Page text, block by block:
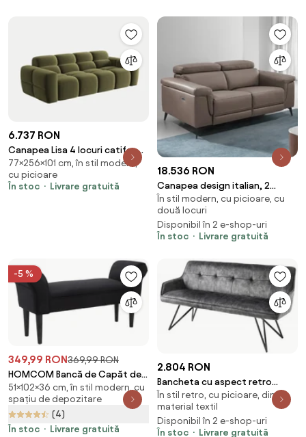
6.737 RON
Canapea Lisa 4 locuri catifea
L256 cm
77×256×101 cm, în stil modern,
cu picioare
În stoc
Livrare gratuită
18.536 RON
Canapea design italian, 2
locuri, functia relaz, Alfredo
În stil modern, cu picioare, cu
două locuri
Disponibil în 2 e-shop-uri
În stoc
Livrare gratuită
-5 %
349,99 RON369,99 RON
HOMCOM Bancă de Capăt de
Pat cu Cotiere Rulate, Bancă
Căptușită pentru Dormitor,
102x36x51 cm, Negru | Aosom
Romania
51×102×36 cm, în stil modern, cu
spațiu de depozitare
(4)
În stoc
Livrare gratuită
2.804 RON
Bancheta cu aspect retro
Euphoria 160cm, gri inchis
În stil retro, cu picioare, din
material textil
Disponibil în 2 e-shop-uri
În stoc
Livrare gratuită